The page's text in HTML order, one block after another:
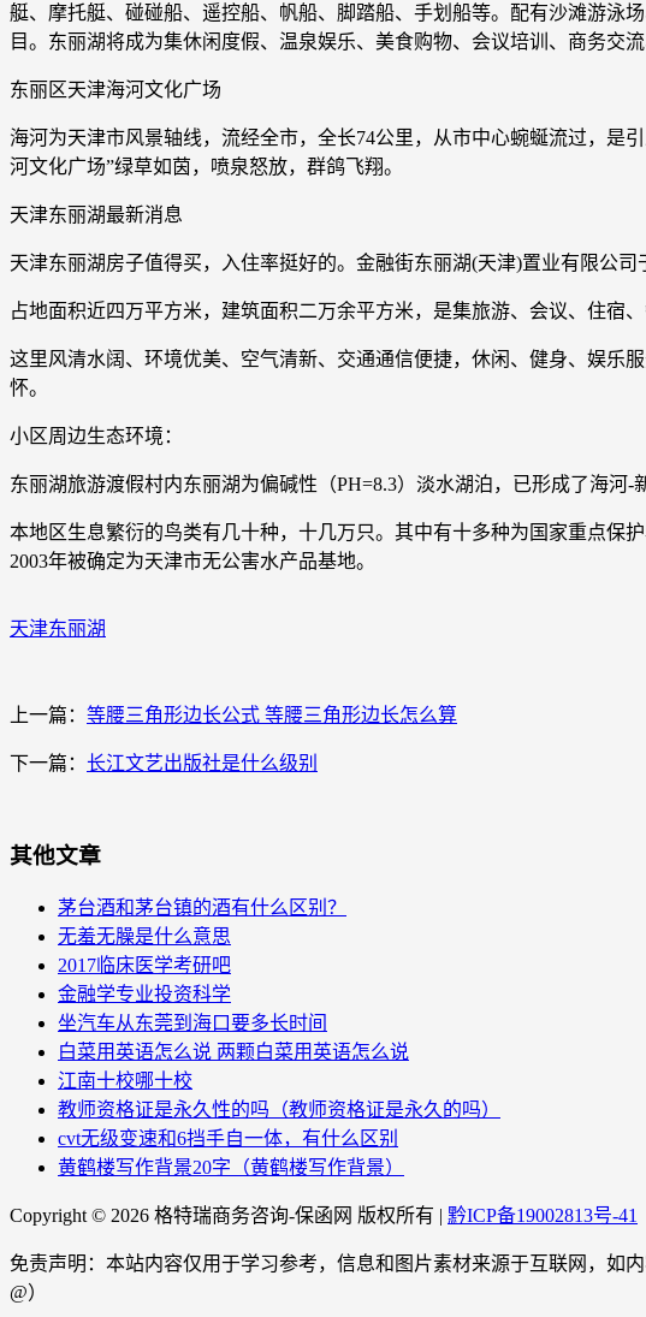
艇、摩托艇、碰碰船、遥控船、帆船、脚踏船、手划船等。配有沙滩游泳
目。东丽湖将成为集休闲度假、温泉娱乐、美食购物、会议培训、商务交
东丽区天津海河文化广场
海河为天津市风景轴线，流经全市，全长74公里，从市中心蜿蜒流过，是
河文化广场”绿草如茵，喷泉怒放，群鸽飞翔。
天津东丽湖最新消息
天津东丽湖房子值得买，入住率挺好的。金融街东丽湖(天津)置业有限公司
占地面积近四万平方米，建筑面积二万余平方米，是集旅游、会议、住宿
这里风清水阔、环境优美、空气清新、交通通信便捷，休闲、健身、娱乐
怀。
小区周边生态环境：
东丽湖旅游渡假村内东丽湖为偏碱性（PH=8.3）淡水湖泊，已形成了海河
本地区生息繁衍的鸟类有几十种，十几万只。其中有十多种为国家重点保
2003年被确定为天津市无公害水产品基地。
天津东丽湖
上一篇： 等腰三角形边长公式 等腰三角形边长怎么算
下一篇： 长江文艺出版社是什么级别
其他文章
茅台酒和茅台镇的酒有什么区别？
无羞无臊是什么意思
2017临床医学考研吧
金融学专业投资科学
坐汽车从东莞到海口要多长时间
白菜用英语怎么说 两颗白菜用英语怎么说
江南十校哪十校
教师资格证是永久性的吗（教师资格证是永久的吗）
cvt无级变速和6挡手自一体，有什么区别
黄鹤楼写作背景20字（黄鹤楼写作背景）
Copyright © 2026 格特瑞商务咨询-保函网 版权所有 | 黔ICP备19002813号-41
免责声明：本站内容仅用于学习参考，信息和图片素材来源于互联网，如
@）